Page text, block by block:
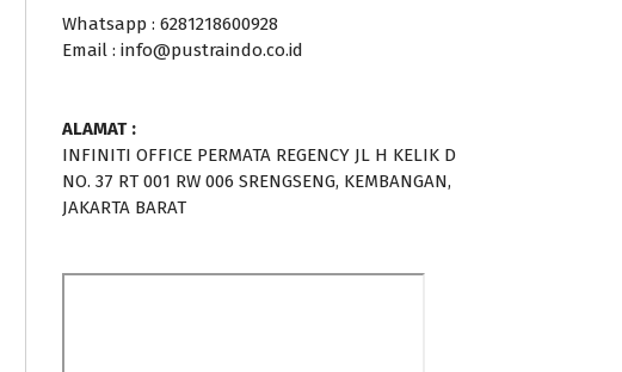
Whatsapp : 6281218600928
Email : info@pustraindo.co.id
ALAMAT :
INFINITI OFFICE PERMATA REGENCY JL H KELIK D
NO. 37 RT 001 RW 006 SRENGSENG, KEMBANGAN,
JAKARTA BARAT